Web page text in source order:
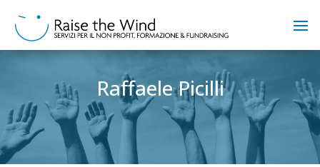
Raffaele Picilli